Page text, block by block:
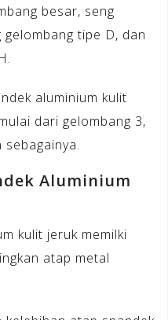
besar, seng
tipe D, dan
aluminium kulit
dari gelombang 3,
sebagainya.
Aluminium
kulit jeruk memilki
atap metal